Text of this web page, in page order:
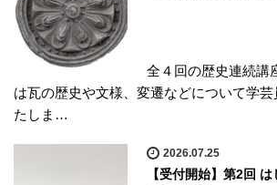
全４回の歴史連続講
は瓦の歴史や文様、変遷などについて学
たしま…
2026.07.25
【受付開始】第2回